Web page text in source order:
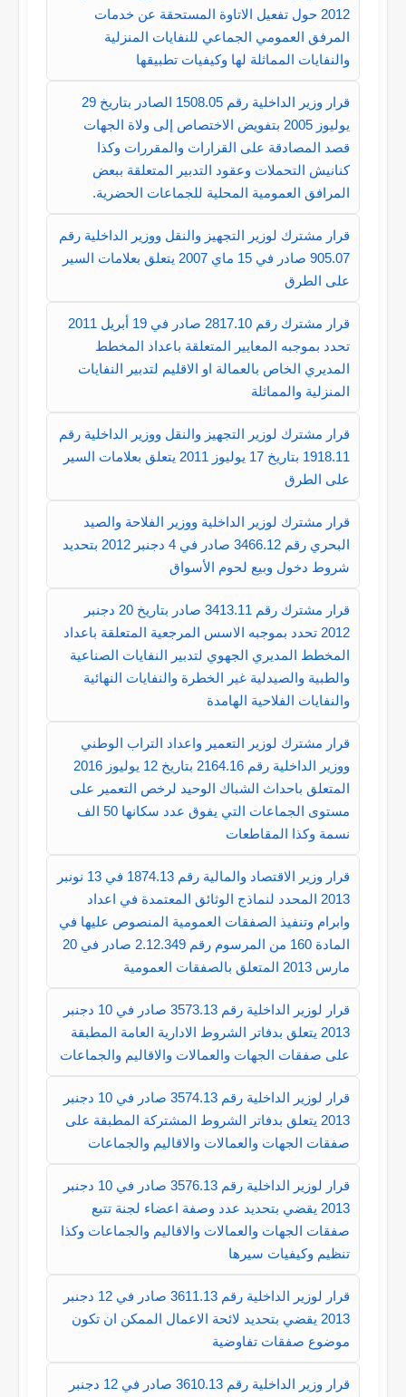
2012 حول تفعيل الاتاوة المستحقة عن خدمات
المرفق العمومي الجماعي للنفايات المنزلية
والنفايات المماثلة لها وكيفيات تطبيقها
قرار وزير الداخلية رقم 1508.05 الصادر بتاريخ 29
يوليوز 2005 بتفويض الاختصاص إلى ولاة الجهات
قصد المصادقة على القرارات والمقررات وكذا
كنانيش التحملات وعقود التدبير المتعلقة ببعض
المرافق العمومية المحلية للجماعات الحضرية.
قرار مشترك لوزير التجهيز والنقل ووزير الداخلية رقم
905.07 صادر في 15 ماي 2007 يتعلق بعلامات السير
على الطرق
قرار مشترك رقم 2817.10 صادر في 19 أبريل 2011
تحدد بموجبه المعايير المتعلقة باعداد المخطط
المديري الخاص بالعمالة او الاقليم لتدبير النفايات
المنزلية والمماثلة
قرار مشترك لوزير التجهيز والنقل ووزير الداخلية رقم
1918.11 بتاريخ 17 يوليوز 2011 يتعلق بعلامات السير
على الطرق
قرار مشترك لوزير الداخلية ووزير الفلاحة والصيد
البحري رقم 3466.12 صادر في 4 دجنبر 2012 بتحديد
شروط دخول وبيع لحوم الأسواق
قرار مشترك رقم 3413.11 صادر بتاريخ 20 دجنبر
2012 تحدد بموجبه الاسس المرجعية المتعلقة باعداد
المخطط المديري الجهوي لتدبير النفايات الصناعية
والطبية والصيدلية غير الخطرة والنفايات النهائية
والنفايات الفلاحية الهامدة
قرار مشترك لوزير التعمير واعداد التراب الوطني
ووزير الداخلية رقم 2164.16 بتاريخ 12 يوليوز 2016
المتعلق باحداث الشباك الوحيد لرخص التعمير على
مستوى الجماعات التي يفوق عدد سكانها 50 الف
نسمة وكذا المقاطعات
قرار وزير الاقتصاد والمالية رقم 1874.13 في 13 نونبر
2013 المحدد لنماذج الوثائق المعتمدة في اعداد
وابرام وتنفيذ الصفقات العمومية المنصوص عليها في
المادة 160 من المرسوم رقم 2.12.349 صادر في 20
مارس 2013 المتعلق بالصفقات العمومية
قرار لوزير الداخلية رقم 3573.13 صادر في 10 دجنبر
2013 يتعلق بدفاتر الشروط الادارية العامة المطبقة
على صفقات الجهات والعمالات والاقاليم والجماعات
قرار لوزير الداخلية رقم 3574.13 صادر في 10 دجنبر
2013 يتعلق بدفاتر الشروط المشتركة المطبقة على
صفقات الجهات والعمالات والاقاليم والجماعات
قرار لوزير الداخلية رقم 3576.13 صادر في 10 دجنبر
2013 يقضي بتحديد عدد وصفة اعضاء لجنة تتبع
صفقات الجهات والعمالات والاقاليم والجماعات وكذا
تنظيم وكيفيات سيرها
قرار لوزير الداخلية رقم 3611.13 صادر في 12 دجنبر
2013 يقضي بتحديد لائحة الاعمال الممكن ان تكون
موضوع صفقات تفاوضية
قرار وزير الداخلية رقم 3610.13 صادر في 12 دجنبر